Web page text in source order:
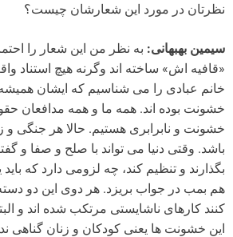
نظرتان در مورد این شعارشان چیست؟
سیمین بهبهانی: به نظر من این شعار را
«قافیه اش» ساخته اند وگرنه هیچ استناد
خانم عبادی را می شناسیم که ایشان
خشونت بوده اند. همه ما و همه مدافعان
خشونت و نابرابری هستیم. حالا هر جنگی
باشد. وقتی دنیا می تواند با صلح و صفا و
بگذارند و تنظیم کند، چه لزومی دارد که باید
هم بمب در جواب بریزد. هر دوی این دو
کنند کارهای ناشایستی مرتکب شده اند و
این خشونت ها یعنی کودکان و زنان گناهی